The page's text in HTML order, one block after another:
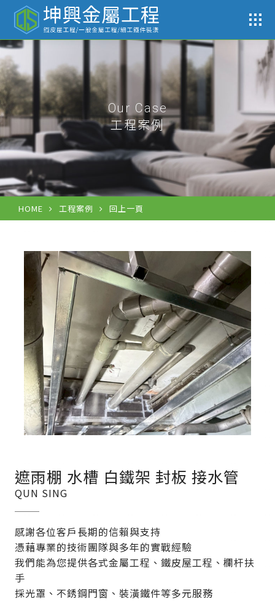
Our Case
工程案例
HOME 工程案例 回上一頁
遮雨棚 水槽 白鐵架 封板 接水管
QUN SING
感謝各位客戶長期的信賴與支持
憑藉專業的技術團隊與多年的實戰經驗
我們能為您提供各式金屬工程、鐵皮屋工程、欄杆扶
手
採光罩、不銹鋼門窗、裝潢鐵件等多元服務